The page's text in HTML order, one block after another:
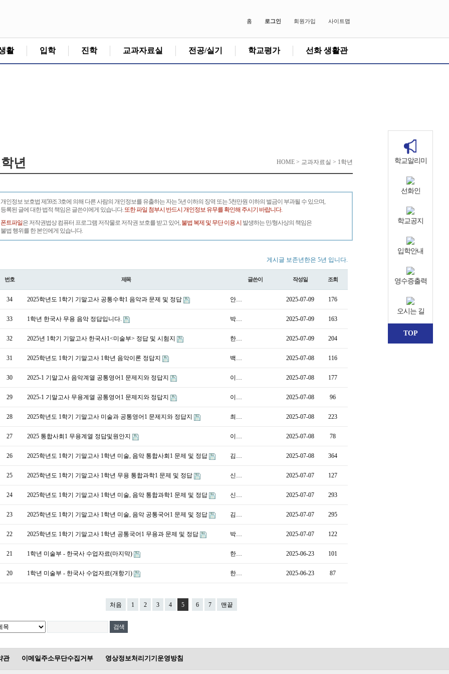
홈 로그인 회원가입 사이트맵
활 입학 진학 교과자료실 전공/실기 학교평가 선화 생활관
년 HOME > 교과자료실 > 1학년
개인정보 보호법 제59조 3호에 의해 다른 사람의 개인정보를 유출하는 자는 5년 이하의 징역 또는 5천만원 이하의 벌금이 부과될 수 있으며,
등록된 글에 대한 법적 책임은 글쓴이에게 있습니다. 또한 파일 첨부시 반드시 개인정보 유무를 확인해 주시기 바랍니다.
폰트파일은 저작권법상 컴퓨터 프로그램 저작물로 저작권 보호를 받고 있어, 불법 복제 및 무단 이용 시 발생하는 민/형사상의 책임은
불법 행위를 한 본인에게 있습니다.
게시글 보존년한은 5년 입니다.
번호 제목 글쓴이 작성일 조회
34 2025학년도 1학기 기말고사 공통수학1 음악과 문제 및 정답 안… 2025-07-09 176
33 1학년 한국사 무용 음악 정답입니다. 박… 2025-07-09 163
32 2025년 1학기 기말고사 한국사1<미술부> 정답 및 시험지 한… 2025-07-09 204
31 2025학년도 1학기 기말고사 1학년 음악이론 정답지 백… 2025-07-08 116
30 2025-1 기말고사 음악계열 공통영어1 문제지와 정답지 이… 2025-07-08 177
29 2025-1 기말고사 무용계열 공통영어1 문제지와 정답지 이… 2025-07-08 96
28 2025학년도 1학기 기말고사 미술과 공통영어1 문제지와 정답지 최… 2025-07-08 223
27 2025 통합사회1 무용계열 정답및원안지 이… 2025-07-08 78
26 2025학년도 1학기 기말고사 1학년 미술, 음악 통합사회1 문제 및 정답 김… 2025-07-08 364
25 2025학년도 1학기 기말고사 1학년 무용 통합과학1 문제 및 정답 신… 2025-07-07 127
24 2025학년도 1학기 기말고사 1학년 미술, 음악 통합과학1 문제 및 정답 신… 2025-07-07 293
23 2025학년도 1학기 기말고사 1학년 미술, 음악 공통국어1 문제 및 정답 김… 2025-07-07 295
22 2025학년도 1학기 기말고사 1학년 공통국어1 무용과 문제 및 정답 박… 2025-07-07 122
21 1학년 미술부 - 한국사 수업자료(마지막) 한… 2025-06-23 101
20 1학년 미술부 - 한국사 수업자료(개항기) 한… 2025-06-23 87
처음 1 2 3 4 5 6 7 맨끝
관 이메일주소무단수집거부 영상정보처리기기운영방침
학교알리미
선화인
학교공지
입학안내
영수증출력
오시는 길
TOP